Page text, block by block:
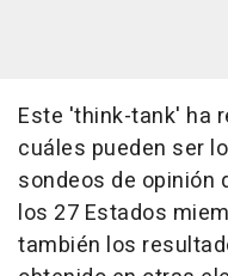
Este 'think-tank' ha
cuáles pueden ser
sondeos de opinión
los 27 Estados
también los